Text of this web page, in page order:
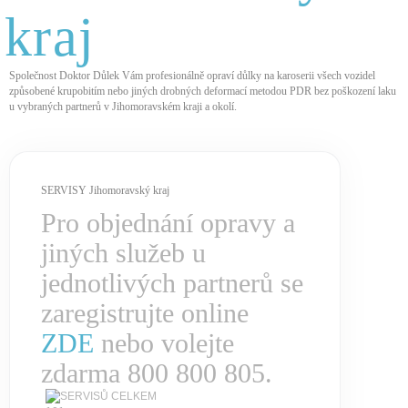
kraj
Společnost Doktor Důlek Vám profesionálně opraví důlky na karoserii všech vozidel
způsobené krupobitím nebo jiných drobných deformací metodou PDR bez poškození laku
u vybraných partnerů v Jihomoravském kraji a okolí.
SERVISY Jihomoravský kraj
Pro objednání opravy a
jiných služeb u
jednotlivých partnerů se
zaregistrujte online
ZDE nebo volejte
zdarma 800 800 805.